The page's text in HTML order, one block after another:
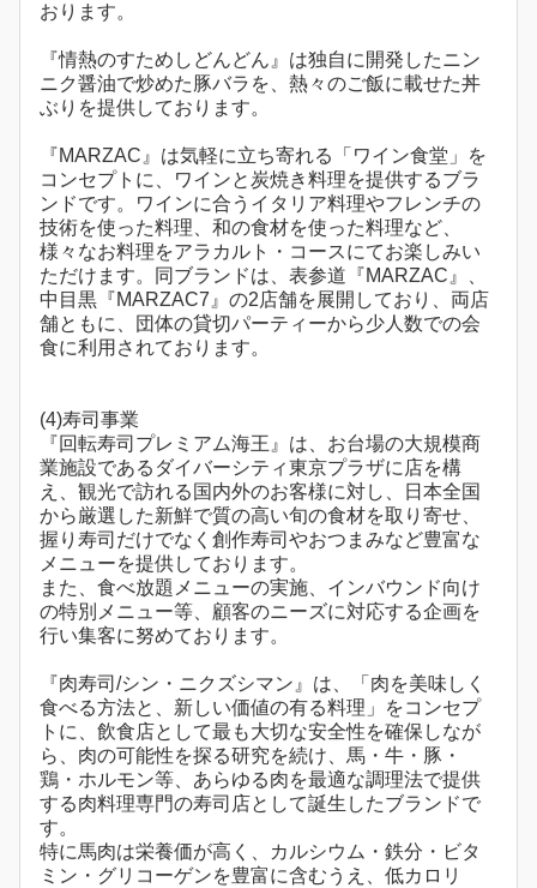
おります。
『情熱のすためしどんどん』は独自に開発したニン
ニク醤油で炒めた豚バラを、熱々のご飯に載せた丼
ぶりを提供しております。
『MARZAC』は気軽に立ち寄れる「ワイン食堂」を
コンセプトに、ワインと炭焼き料理を提供するブラ
ンドです。ワインに合うイタリア料理やフレンチの
技術を使った料理、和の食材を使った料理など、
様々なお料理をアラカルト・コースにてお楽しみい
ただけます。同ブランドは、表参道『MARZAC』、
中目黒『MARZAC7』の2店舗を展開しており、両店
舗ともに、団体の貸切パーティーから少人数での会
食に利用されております。
(4)寿司事業
『回転寿司プレミアム海王』は、お台場の大規模商
業施設であるダイバーシティ東京プラザに店を構
え、観光で訪れる国内外のお客様に対し、日本全国
から厳選した新鮮で質の高い旬の食材を取り寄せ、
握り寿司だけでなく創作寿司やおつまみなど豊富な
メニューを提供しております。
また、食べ放題メニューの実施、インバウンド向け
の特別メニュー等、顧客のニーズに対応する企画を
行い集客に努めております。
『肉寿司/シン・ニクズシマン』は、「肉を美味しく
食べる方法と、新しい価値の有る料理」をコンセプ
トに、飲食店として最も大切な安全性を確保しなが
ら、肉の可能性を探る研究を続け、馬・牛・豚・
鶏・ホルモン等、あらゆる肉を最適な調理法で提供
する肉料理専門の寿司店として誕生したブランドで
す。
特に馬肉は栄養価が高く、カルシウム・鉄分・ビタ
ミン・グリコーゲンを豊富に含むうえ、低カロリ